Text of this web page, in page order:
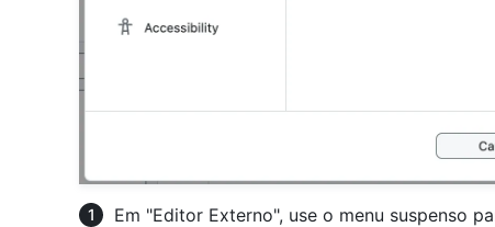
Em "Editor Externo", use o menu suspenso